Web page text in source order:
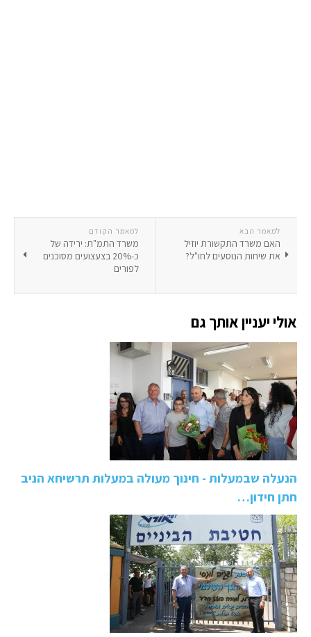
למאמר הקודם
משרד התמ"ת: ירידה של
כ-20% בצעצועים מסוכנים
לפורים
למאמר הבא
האם משרד התקשורת יוזיל
את שיחות הנוסעים לחו"ל?
אולי יעניין אותך גם
הנעלה שבמעלות - חינוך מעולה במעלות תרשיחא הניב
חתן חידון…